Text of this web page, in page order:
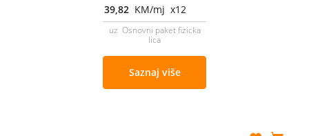
39,82 KM/mj x12
uz Osnovni paket fizicka
lica
Saznaj više